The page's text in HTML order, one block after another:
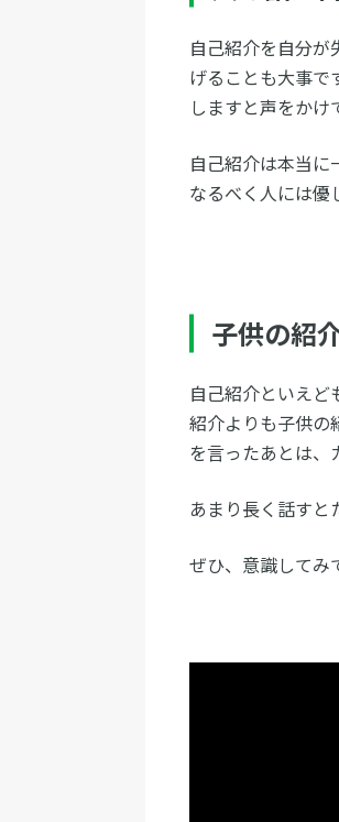
自己紹介を自分
げることも大事で
しますと声をかけ
自己紹介は本当に
なるべく人には優
子供の紹
自己紹介といえど
紹介よりも子供の
を言ったあとは、
あまり長く話すと
ぜひ、意識してみ